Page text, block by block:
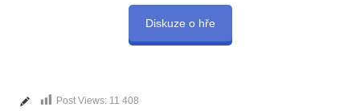
Diskuze o hře
Post Views: 11 408